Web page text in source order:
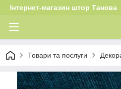
Інтернет-магазин штор Танова
Товари та послуги